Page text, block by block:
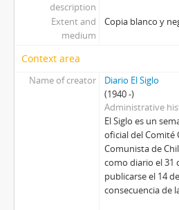
description
Extent and
medium
Copia blanco y
Context area
Name of creator
Diario El Siglo
(1940 -)
Administrative
El Siglo es un
oficial del Comité
Comunista de
como diario el 31
publicarse el 14
consecuencia de